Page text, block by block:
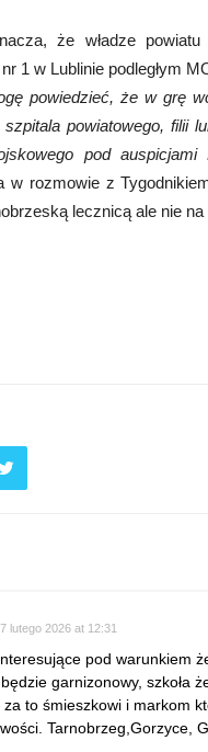
że władze
1 w Lublinie podległym
powiedzieć, że w grę
powiatowego, filii
pod
w rozmowie z
lecznicą ale nie
lutego 2026 at 12:31
pod warunkiem
garnizonowy, szkoła
to śmieszkowi i markom
Tarnobrzeg,Gorzyce,